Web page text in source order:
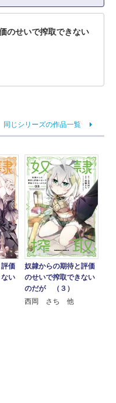
のせいで搾取できない
同じシリーズの作品一覧
価
い
奴隷からの期待と評価
のせいで搾取できない
のだが （３）
西岡 さち 他